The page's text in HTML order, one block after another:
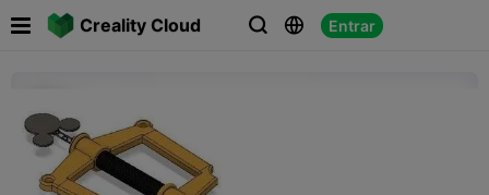
Creality Cloud   Entrar